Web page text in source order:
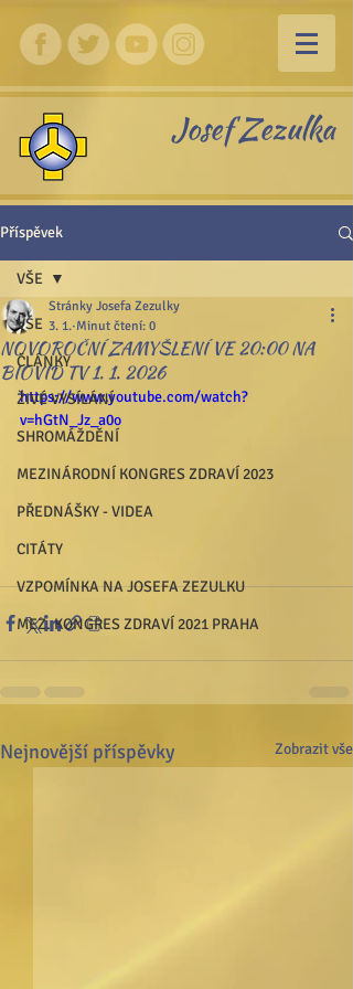
Josef Zezulka
Příspěvek
VŠE
ČLÁNKY
ŽIVÉ VYSÍLÁNÍ
SHROMÁŽDĚNÍ
MEZINÁRODNÍ KONGRES ZDRAVÍ 2023
PŘEDNÁŠKY - VIDEA
CITÁTY
VZPOMÍNKA NA JOSEFA ZEZULKU
MEZ. KONGRES ZDRAVÍ 2021 PRAHA
VŠE
NOVOROČNÍ ZAMYŠLENÍ VE 20:00 NA
BIOVID TV 1. 1. 2026
Stránky Josefa Zezulky
3. 1. Minut čtení: 0
https://www.youtube.com/watch?
v=hGtN_Jz_a0o
Nejnovější příspěvky Zobrazit vše